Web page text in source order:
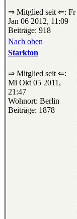
⇒ Mitglied seit ⇐: Fr
Jan 06 2012, 11:09
Beiträge: 918
Nach oben
Starkton
⇒ Mitglied seit ⇐:
Mi Okt 05 2011,
21:47
Wohnort: Berlin
Beiträge: 1878